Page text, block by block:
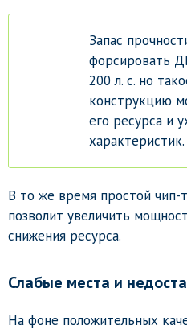
Запас
форсировать
200 л. с. но
конструкцию
его ресурса и
характеристик.
В то же время простой чип-
позволит увеличить
снижения ресурса.
Слабые места и
На фоне положительных